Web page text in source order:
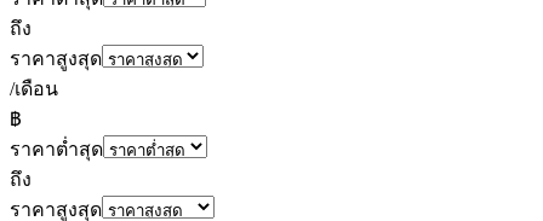
ถึง
ราคาสูงสุด
/เดือน
฿
ราคาต่ำสุด
ถึง
ราคาสูงสุด